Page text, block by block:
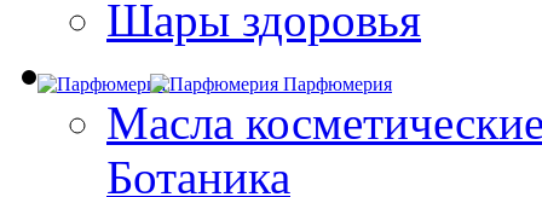
Шары здоровья
Парфюмерия
Масла
Ботаника